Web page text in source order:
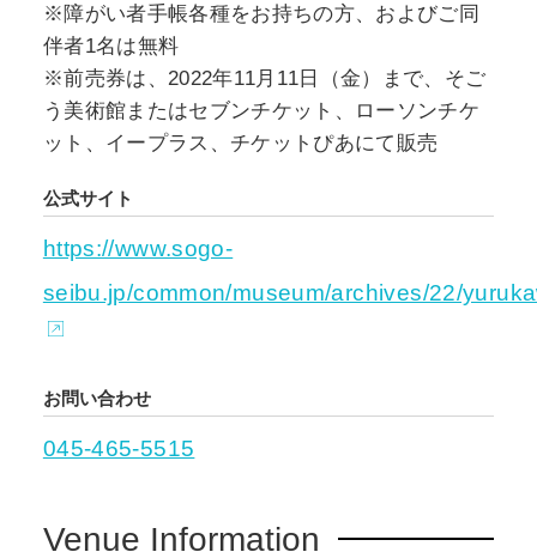
※障がい者手帳各種をお持ちの方、およびご同
伴者1名は無料
※前売券は、2022年11月11日（金）まで、そご
う美術館またはセブンチケット、ローソンチケ
ット、イープラス、チケットぴあにて販売
公式サイト
https://www.sogo-
seibu.jp/common/museum/archives/22/
お問い合わせ
045-465-5515
Venue Information